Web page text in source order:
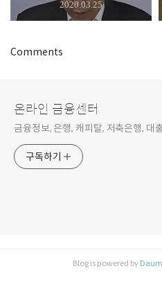
2020.03.25
Comments
온라인 금융센터
금융정보, 은행, 캐피탈, 저축은행, 대
구독하기
Blog is powered by Daum